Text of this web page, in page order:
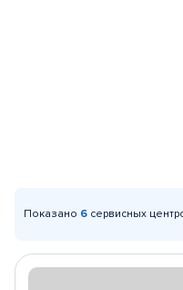
Показано 6 сервисных